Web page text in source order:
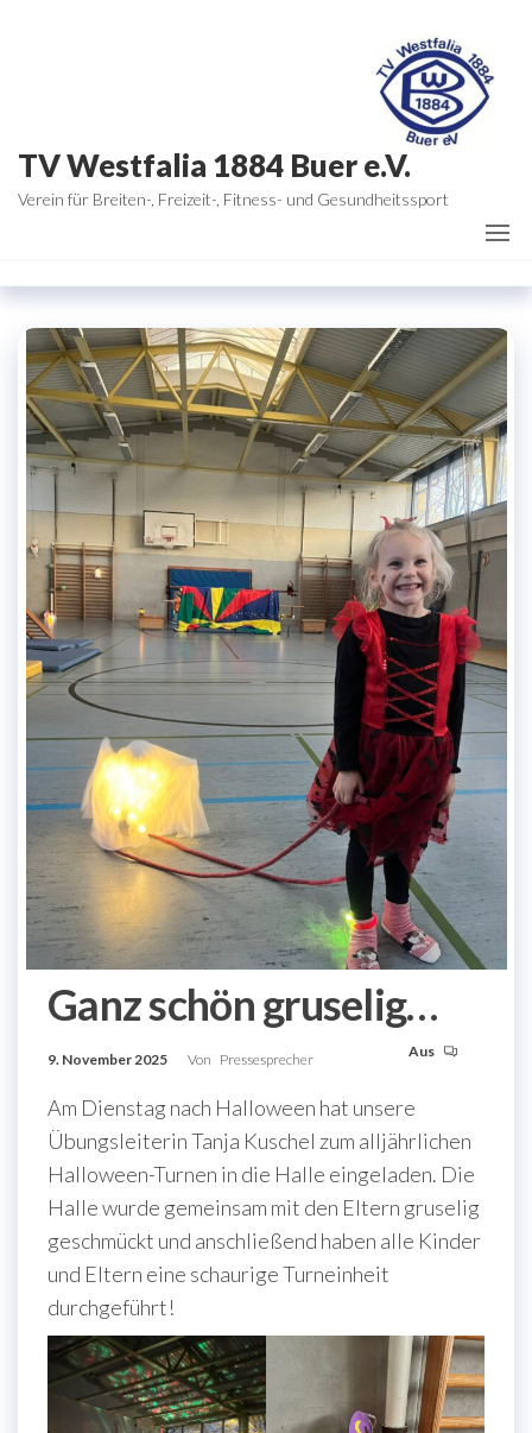
TV Westfalia 1884 Buer e.V.
Verein für Breiten-, Freizeit-, Fitness- und Gesundheitssport
Ganz schön gruselig…
9. November 2025 Von Pressesprecher Aus
Am Dienstag nach Halloween hat unsere
Übungsleiterin Tanja Kuschel zum alljährlichen
Halloween-Turnen in die Halle eingeladen. Die
Halle wurde gemeinsam mit den Eltern gruselig
geschmückt und anschließend haben alle Kinder
und Eltern eine schaurige Turneinheit
durchgeführt!